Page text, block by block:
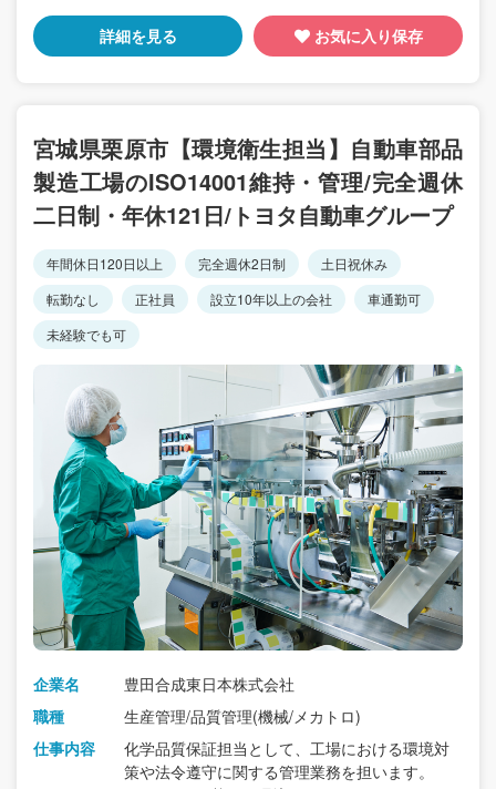
詳細を見る お気に入り保存
宮城県栗原市【環境衛生担当】自動車部品
製造工場のISO14001維持・管理/完全週休
二日制・年休121日/トヨタ自動車グループ
年間休日120日以上 完全週休2日制
土日祝休み
転勤なし
正社員 設立10年以上の会社
車通勤可
未経験でも可
企業名
豊田合成東日本株式会社
職種
生産管理/品質管理(機械/メカトロ)
仕事内容
化学品質保証担当として、工場における環境対
策や法令遵守に関する管理業務を担います。